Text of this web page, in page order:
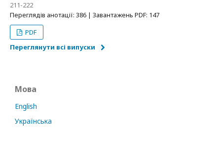
211-222
Переглядів анотації: 386 | Завантажень PDF: 147
PDF
Переглянути всі випуски
Мова
English
Українська